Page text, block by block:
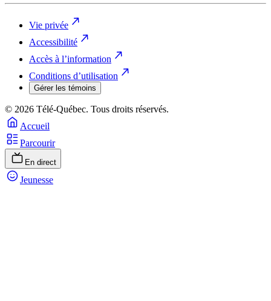
Vie privée
Accessibilité
Accès à l’information
Conditions d’utilisation
Gérer les témoins
© 2026 Télé-Québec. Tous droits réservés.
Accueil
Parcourir
En direct
Jeunesse